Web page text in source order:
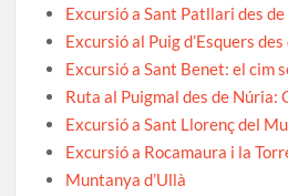
Excursió a Sant Patllari des
Excursió al Puig d’Esquers
Excursió a Sant Benet: el cim
Ruta al Puigmal des de Núria:
Excursió a Sant Llorenç del
Excursió a Rocamaura i la
Muntanya d’Ullà